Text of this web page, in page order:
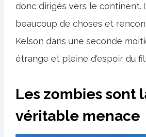
donc dirigés vers le continent.
beaucoup de choses et
Kelson dans une seconde
étrange et pleine d'espoir du
Les zombies sont
véritable menace